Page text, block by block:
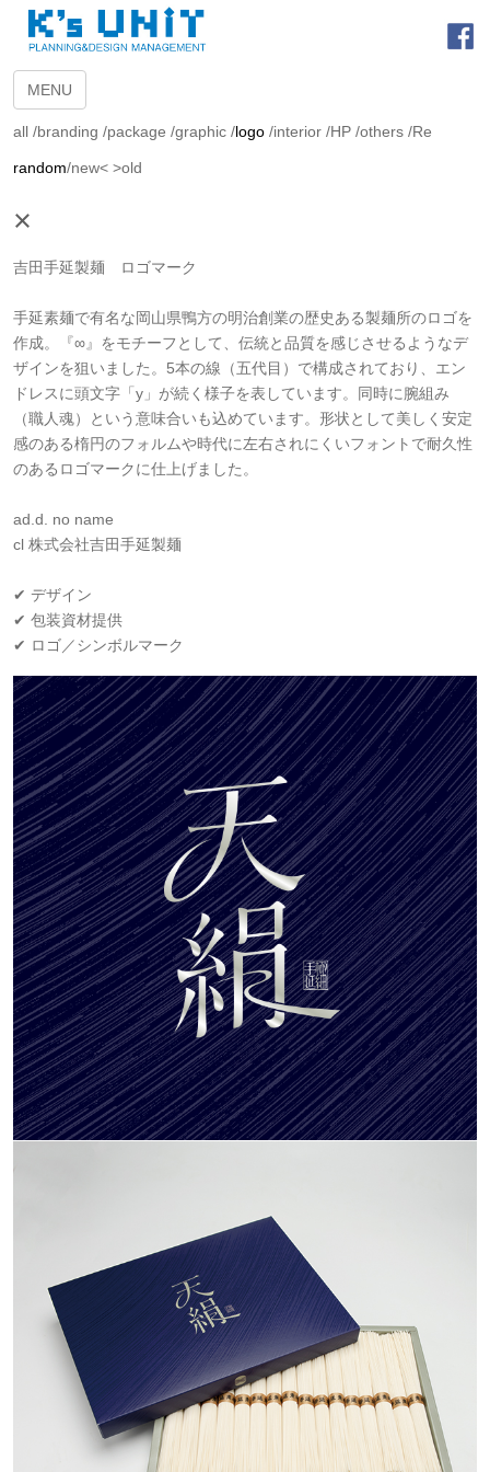
MENU
all /branding /package /graphic /logo /interior /HP /others /Re
random/new< >old
×
吉田手延製麺 ロゴマーク
手延素麺で有名な岡山県鴨方の明治創業の歴史ある製麺所のロゴを
作成。『∞』をモチーフとして、伝統と品質を感じさせるようなデ
ザインを狙いました。5本の線（五代目）で構成されており、エン
ドレスに頭文字「y」が続く様子を表しています。同時に腕組み
（職人魂）という意味合いも込めています。形状として美しく安定
感のある楕円のフォルムや時代に左右されにくいフォントで耐久性
のあるロゴマークに仕上げました。
ad.d. no name
cl 株式会社吉田手延製麺
✔ デザイン
✔ 包装資材提供
✔ ロゴ／シンボルマーク